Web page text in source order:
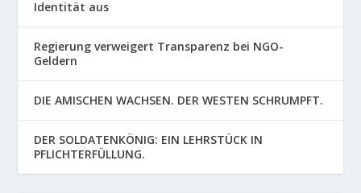
Identität aus
Regierung verweigert Transparenz bei NGO-
Geldern
DIE AMISCHEN WACHSEN. DER WESTEN SCHRUMPFT.
DER SOLDATENKÖNIG: EIN LEHRSTÜCK IN
PFLICHTERFÜLLUNG.